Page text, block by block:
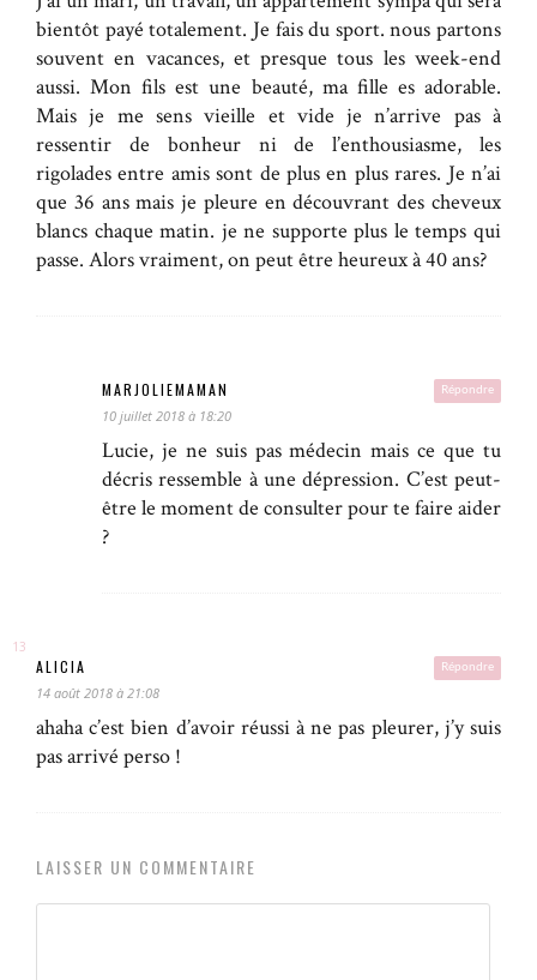
bientôt payé totalement. Je fais du sport. nous partons
souvent en vacances, et presque tous les week-end
aussi. Mon fils est une beauté, ma fille es adorable.
Mais je me sens vieille et vide je n’arrive pas à
ressentir de bonheur ni de l’enthousiasme, les
rigolades entre amis sont de plus en plus rares. Je n’ai
que 36 ans mais je pleure en découvrant des cheveux
blancs chaque matin. je ne supporte plus le temps qui
passe. Alors vraiment, on peut être heureux à 40 ans?
Répondre
MARJOLIEMAMAN
10 juillet 2018 à 18:20
Lucie, je ne suis pas médecin mais ce que tu
décris ressemble à une dépression. C’est peut-
être le moment de consulter pour te faire aider
?
Répondre
ALICIA
14 août 2018 à 21:08
ahaha c’est bien d’avoir réussi à ne pas pleurer, j’y suis
pas arrivé perso !
LAISSER UN COMMENTAIRE